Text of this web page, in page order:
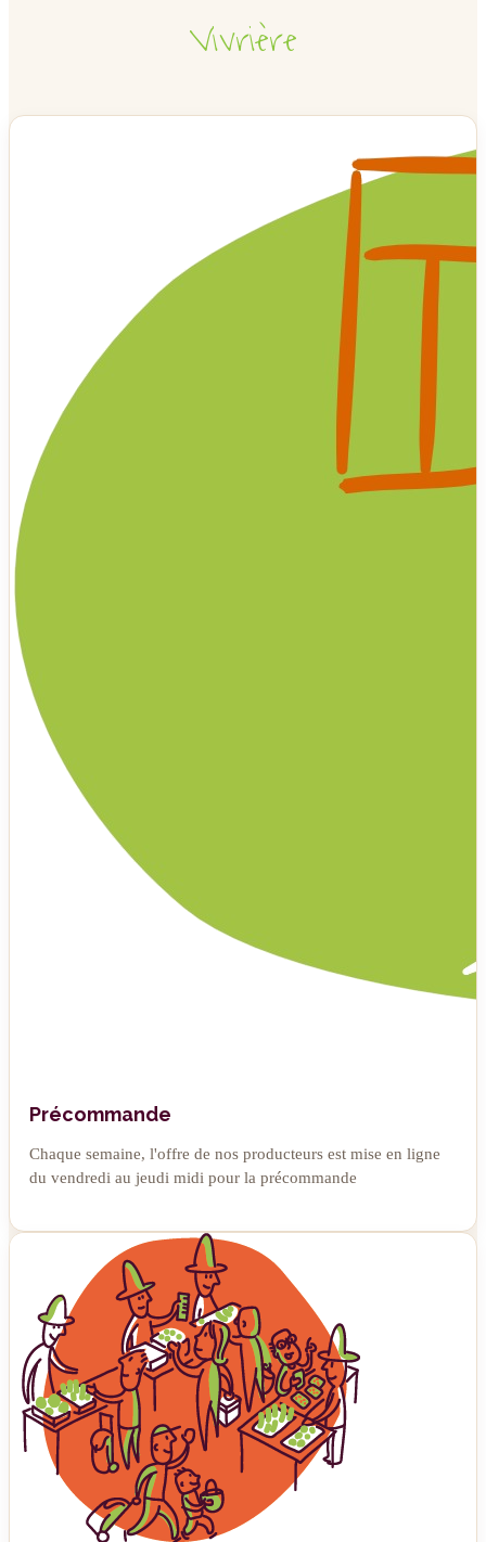
Vivrière
Précommande
Chaque semaine, l'offre de nos producteurs est mise en ligne
du vendredi au jeudi midi pour la précommande